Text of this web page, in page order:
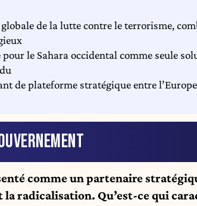
de la lutte contre le terrorisme,
le Sahara occidental comme seule
de plateforme stratégique entre
comme un partenaire
radicalisation. Qu’est-ce qui